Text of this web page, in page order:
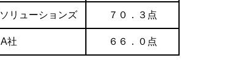
ソリューションズ ７０．３点
A社 ６６．０点